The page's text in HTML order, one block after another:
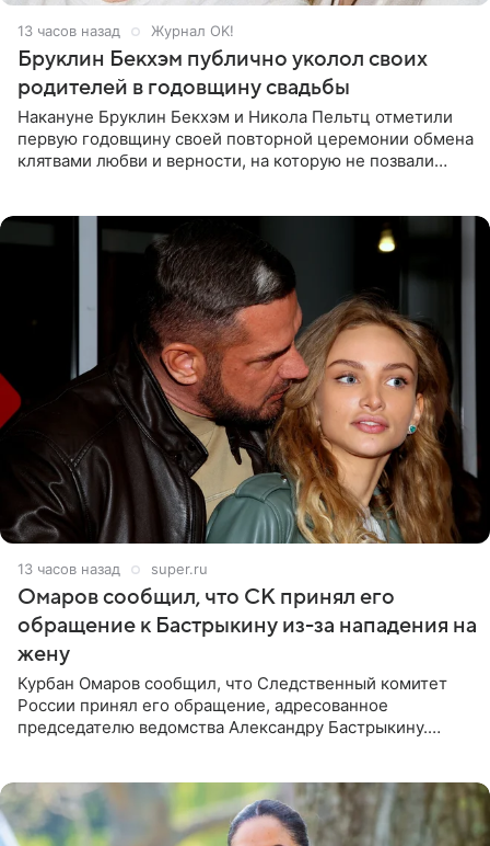
13 часов назад Журнал OK!
Бруклин Бекхэм публично уколол своих
родителей в годовщину свадьбы
Накануне Бруклин Бекхэм и Никола Пельтц отметили
первую годовщину своей повторной церемонии обмена
клятвами любви и верности, на которую не позвали
13 часов назад super.ru
Омаров сообщил, что СК принял его
обращение к Бастрыкину из-за нападения на
жену
Курбан Омаров сообщил, что Следственный комитет
России принял его обращение, адресованное
председателю ведомства Александру Бастрыкину.